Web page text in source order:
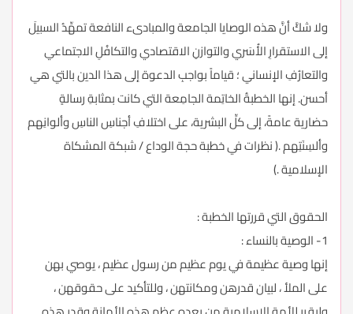
ولا شكَّ أنَّ هذه الوصايا الجامعة والمبادىء النافعة تمهِّدُ السبيلَ
إلى الاستقرارِ الأُسَري والتوازنِ الاقتصادي والتكافُلِ الاجتماعي
والتعارُفِ الإنساني ؛ قياماً بواجبِ الدعوة إلى هذا الدين بالتي هي
أحسن. إنها الخطبةُ الخاتِمة الجامِعة التي كانت بمثابةِ رسالةٍ
حضارية عامةً، إلى كلِّ البشرية، على اختلافِ أجناسِ الناسِ وألوانِهم
وألسِنَتِهم .( نظرات في خطبة حجة الوداع / شبكة المشكاة
الإسلامية .)
الحقوق التي قررتها الخطبة :
1- الوصية بالنساء :
إنها وصية عظيمة في يوم عظيم من رسول عظيم ، يوصي بهن
على الملأ ، لبيان قدرهن ومكانتهن ، وللتأكيد على حقوقهن ،